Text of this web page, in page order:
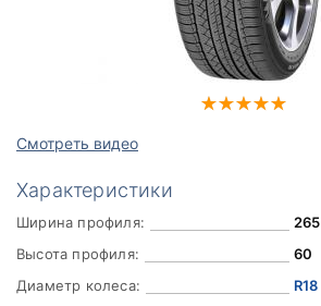
Смотреть видео
Характеристики
Ширина профиля:
265
Высота профиля:
60
Диаметр колеса:
R18